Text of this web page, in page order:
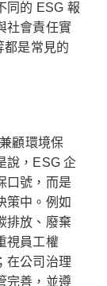
同的 ESG 報
社會責任實
都是常見的
顧環境保
說，ESG 企
口號，而是
策中。例如
排放、廢棄
視員工權
在公司治理
完善，並遵